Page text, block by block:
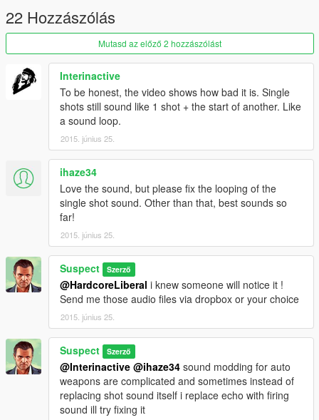
22 Hozzászólás
Mutasd az előző 2 hozzászólást
Interinactive
To be honest, the video shows how bad it is. Single
shots still sound like 1 shot + the start of another. Like
a sound loop.
2015. június 25.
ihaze34
Love the sound, but please fix the looping of the
single shot sound. Other than that, best sounds so
far!
2015. június 25.
Suspect Szerző
@HardcoreLiberal i knew someone will notice it !
Send me those audio files via dropbox or your choice
2015. június 25.
Suspect Szerző
@Interinactive @ihaze34 sound modding for auto
weapons are complicated and sometimes instead of
replacing shot sound itself i replace echo with firing
sound ill try fixing it